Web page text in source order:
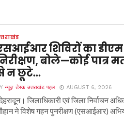
शिविरों का
बोले—कोई पात्र
न छूटे…
न्यूज़ डेस्क उत्तराखंड पहल AUGUST 6, 2026
जिलाधिकारी एवं जिला निर्वाचन
ने विशेष गहन पुनरीक्षण (एसआईआर)